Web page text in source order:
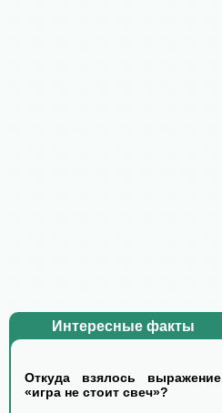
Интересные факты
Откуда взялось выражение
«игра не стоит свеч»?